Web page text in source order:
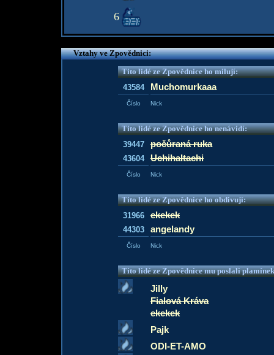
6
Vztahy ve Zpovědnici:
Tito lidé ze Zpovědnice ho milují:
43584
Muchomurkaaa
Číslo Nick
Tito lidé ze Zpovědnice ho nenávidí:
39447
počůraná ruka
43604 UchihaItachi
Číslo Nick
Tito lidé ze Zpovědnice ho obdivují:
31966
ekekek
44303 angelandy
Číslo Nick
Tito lidé ze Zpovědnice mu poslali
Jilly
Fialová Kráva
ekekek
Pajk
ODI-ET-AMO